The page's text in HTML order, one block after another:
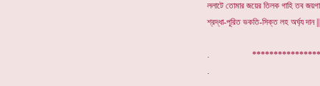
ললাটে তোমার জয়ের তিলক গাহি তব
শ্রদ্ধা-পূরিত ভকতি-সিক্ত লহ অর্ঘ্য দান ||
.